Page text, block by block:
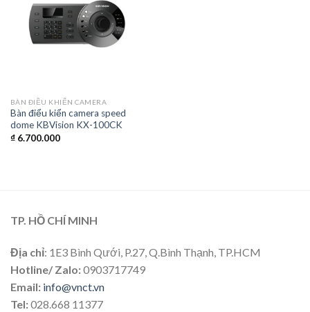
BÀN ĐIỀU KHIỂN CAMERA
Bàn điểu kiển camera speed
dome KBVision KX-100CK
₫6.700.000
TP. HỒ CHÍ MINH
Địa chỉ: 1E3 Bình Qưới, P.27, Q.Bình Thạnh, TP.HCM
Hotline/ Zalo:0903717749
Email: info@vnct.vn
Tel:028.668 11377